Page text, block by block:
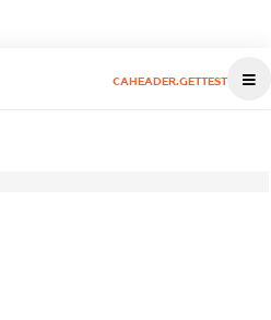
CAHEADER.GETTEST